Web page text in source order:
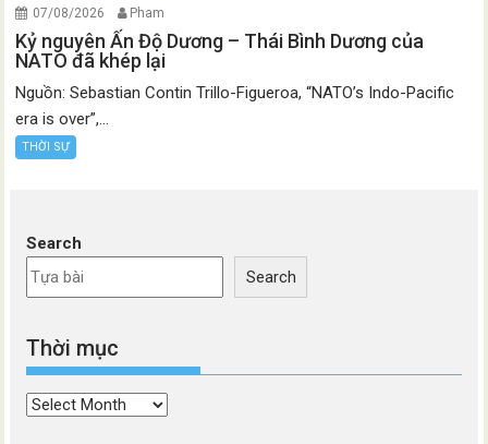
07/08/2026 Pham
Kỷ nguyên Ấn Độ Dương – Thái Bình Dương của
NATO đã khép lại
Nguồn: Sebastian Contin Trillo-Figueroa, “NATO’s Indo-Pacific
era is over”,...
THỜI SỰ
Search
Search
Thời mục
Thời